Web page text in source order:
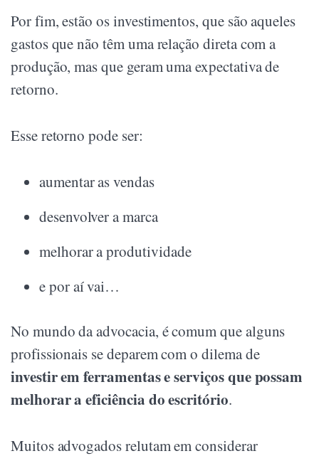
Por fim, estão os investimentos, que são aqueles
gastos que não têm uma relação direta com a
produção, mas que geram uma expectativa de
retorno.
Esse retorno pode ser:
aumentar as vendas
desenvolver a marca
melhorar a produtividade
e por aí vai…
No mundo da advocacia, é comum que alguns
profissionais se deparem com o dilema de
investir em ferramentas e serviços que possam
melhorar a eficiência do escritório.
Muitos advogados relutam em considerar